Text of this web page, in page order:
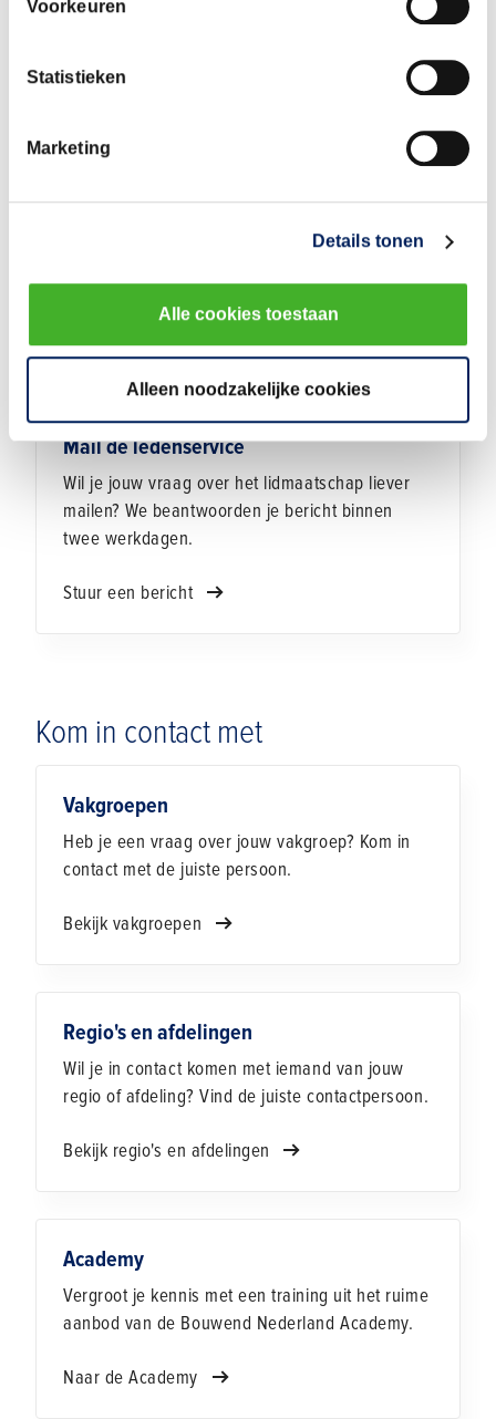
Voorkeuren
Statistieken
Marketing
Details tonen
Alle cookies toestaan
Alleen noodzakelijke cookies
Bekijk bouwrechtadvies
Vragen over het lidmaatschap
maandag t/m vrijdag tussen 09.00 en 17.00 uur.
Mail de ledenservice
Wil je jouw vraag over het lidmaatschap liever
mailen? We beantwoorden je bericht binnen
twee werkdagen.
Stuur een bericht
Kom in contact met
Vakgroepen
Heb je een vraag over jouw vakgroep? Kom in
contact met de juiste persoon.
Bekijk vakgroepen
Regio's en afdelingen
Wil je in contact komen met iemand van jouw
regio of afdeling? Vind de juiste contactpersoon.
Bekijk regio's en afdelingen
Academy
Vergroot je kennis met een training uit het ruime
aanbod van de Bouwend Nederland Academy.
Naar de Academy